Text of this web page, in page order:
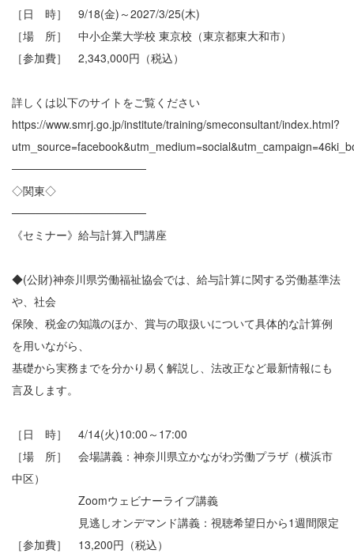
［日 時］ 9/18(金)～2027/3/25(木)
［場 所］ 中小企業大学校 東京校（東京都東大和市）
［参加費］ 2,343,000円（税込）
詳しくは以下のサイトをご覧ください
https://www.smrj.go.jp/institute/training/smeconsultant/index.html?
─────────────────
◇関東◇
─────────────────
《セミナー》給与計算入門講座
◆(公財)神奈川県労働福祉協会では、給与計算に関する労働基準法
や、社会
保険、税金の知識のほか、賞与の取扱いについて具体的な計算例
を用いながら、
基礎から実務までを分かり易く解説し、法改正など最新情報にも
言及します。
［日 時］ 4/14(火)10:00～17:00
［場 所］ 会場講義：神奈川県立かながわ労働プラザ（横浜市
中区）
Zoomウェビナーライブ講義
見逃しオンデマンド講義：視聴希望日から1週間限定
［参加費］ 13,200円（税込）